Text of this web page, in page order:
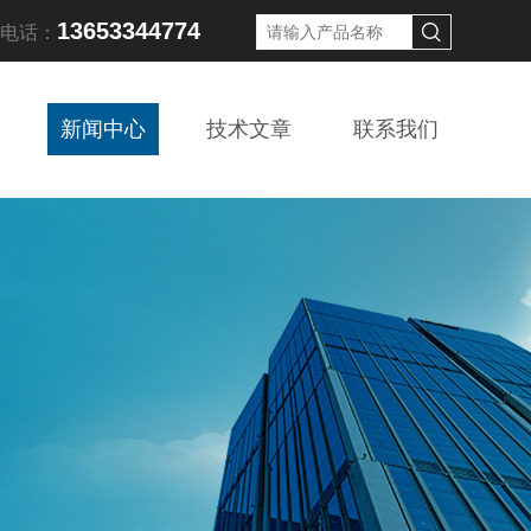
话： 13653344774
新闻中心 技术文章 联系我们